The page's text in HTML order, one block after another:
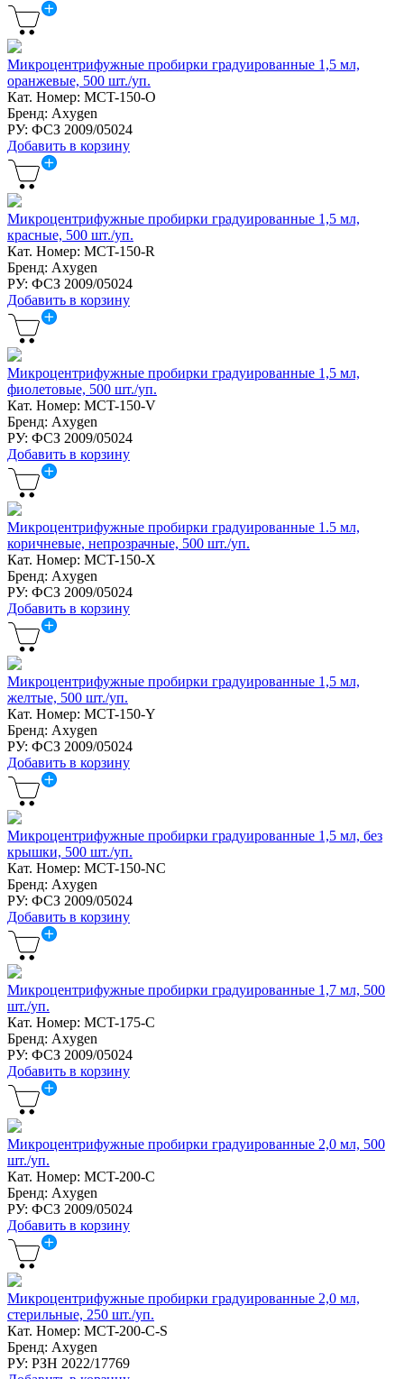
Микроцентрифужные пробирки градуированные 1,5 мл,
оранжевые, 500 шт./уп.
Кат. Номер: MCT-150-O
Бренд: Axygen
РУ: ФСЗ 2009/05024
Добавить в корзину
Микроцентрифужные пробирки градуированные 1,5 мл,
красные, 500 шт./уп.
Кат. Номер: MCT-150-R
Бренд: Axygen
РУ: ФСЗ 2009/05024
Добавить в корзину
Микроцентрифужные пробирки градуированные 1,5 мл,
фиолетовые, 500 шт./уп.
Кат. Номер: MCT-150-V
Бренд: Axygen
РУ: ФСЗ 2009/05024
Добавить в корзину
Микроцентрифужные пробирки градуированные 1.5 мл,
коричневые, непрозрачные, 500 шт./уп.
Кат. Номер: MCT-150-X
Бренд: Axygen
РУ: ФСЗ 2009/05024
Добавить в корзину
Микроцентрифужные пробирки градуированные 1,5 мл,
желтые, 500 шт./уп.
Кат. Номер: MCT-150-Y
Бренд: Axygen
РУ: ФСЗ 2009/05024
Добавить в корзину
Микроцентрифужные пробирки градуированные 1,5 мл, без
крышки, 500 шт./уп.
Кат. Номер: MCT-150-NC
Бренд: Axygen
РУ: ФСЗ 2009/05024
Добавить в корзину
Микроцентрифужные пробирки градуированные 1,7 мл, 500
шт./уп.
Кат. Номер: MCT-175-C
Бренд: Axygen
РУ: ФСЗ 2009/05024
Добавить в корзину
Микроцентрифужные пробирки градуированные 2,0 мл, 500
шт./уп.
Кат. Номер: MCT-200-C
Бренд: Axygen
РУ: ФСЗ 2009/05024
Добавить в корзину
Микроцентрифужные пробирки градуированные 2,0 мл,
стерильные, 250 шт./уп.
Кат. Номер: MCT-200-C-S
Бренд: Axygen
РУ: РЗН 2022/17769